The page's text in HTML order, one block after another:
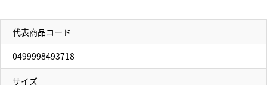
代表商品コード
0499998493718
サイズ